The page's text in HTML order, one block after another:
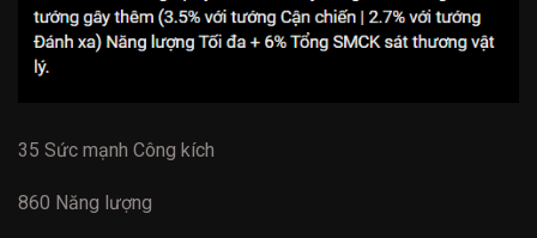
35 Sức mạnh Công kích
860 Năng lượng